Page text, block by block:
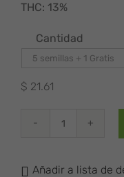
THC: 13%
Cantidad
$ 21.61
Total
Auto
Añadir a lista de